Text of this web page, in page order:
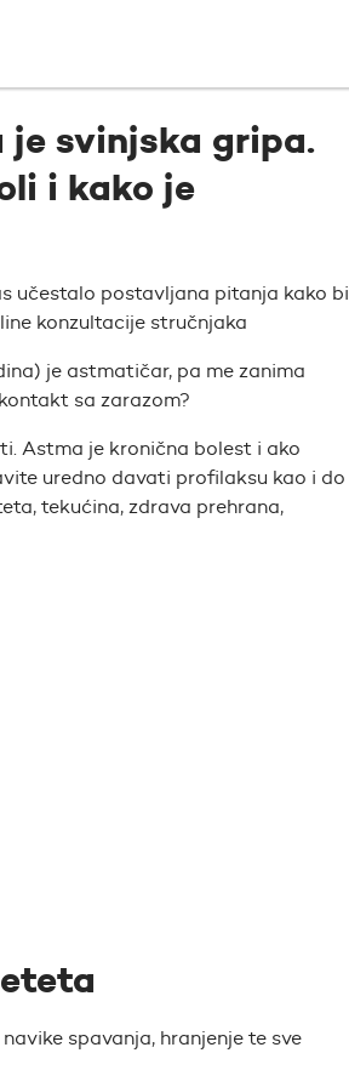
svinjska gripa.
i kako je
učestalo postavljana pitanja kako bi
konzultacije stručnjaka
je astmatičar, pa me zanima
sa zarazom?
Astma je kronična bolest i ako
uredno davati profilaksu kao i do
tekućina, zdrava prehrana,
spavanja, hranjenje te sve